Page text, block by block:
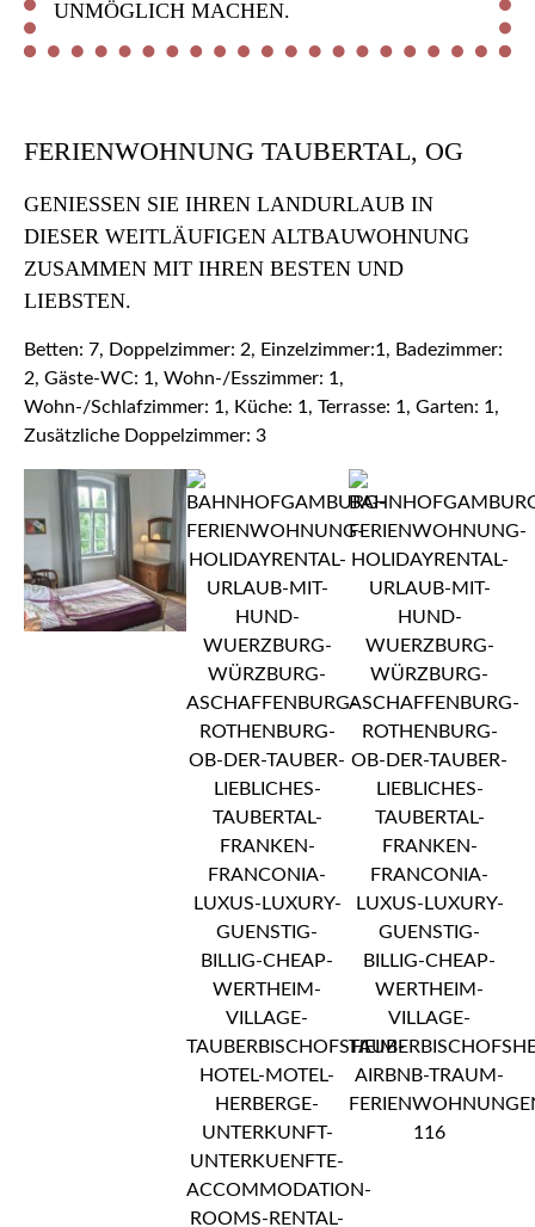
UNMÖGLICH MACHEN.
FERIENWOHNUNG TAUBERTAL, OG
GENIESSEN SIE IHREN LANDURLAUB IN D
IESER WEITLÄUFIGEN ALTBAUWOHNUNG Z
USAMMEN MIT IHREN BESTEN UND L
IEBSTEN.
Betten: 7, Doppelzimmer: 2, Einzelzimmer:1, Badezimmer:
2, Gäste-WC: 1, Wohn-/Esszimmer: 1,
Wohn-/Schlafzimmer: 1, Küche: 1, Terrasse: 1, Garten: 1,
Zusätzliche Doppelzimmer: 3